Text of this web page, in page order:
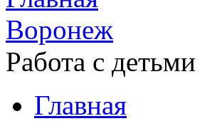
Главная
Воронеж
Работа с детьми